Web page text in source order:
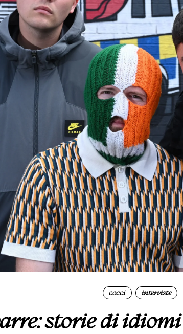
cocci | interviste
storie di